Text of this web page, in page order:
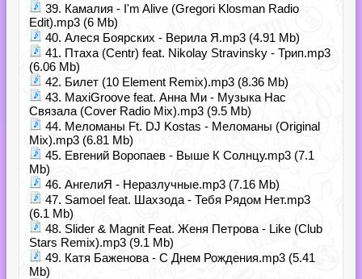
39. Камалия - I'm Alive (Gregori Klosman Radio
Edit).mp3 (6 Mb)
40. Алеся Боярских - Верила Я.mp3 (4.91 Mb)
41. Птаха (Centr) feat. Nikolay Stravinsky - Трип.mp3
(6.06 Mb)
42. Билет (10 Element Remix).mp3 (8.36 Mb)
43. MaxiGroove feat. Анна Ми - Музыка Нас
Связала (Cover Radio Mix).mp3 (9.5 Mb)
44. Меломаны Ft. DJ Kostas - Меломаны (Original
Mix).mp3 (6.81 Mb)
45. Евгений Воропаев - Выше К Солнцу.mp3 (7.1
Mb)
46. АнгелиЯ - Неразлучные.mp3 (7.16 Mb)
47. Samoel feat. Шахзода - Тебя Рядом Нет.mp3
(6.1 Mb)
48. Slider & Magnit Feat. Женя Петрова - Like (Club
Stars Remix).mp3 (9.1 Mb)
49. Катя Баженова - С Днем Рождения.mp3 (5.41
Mb)